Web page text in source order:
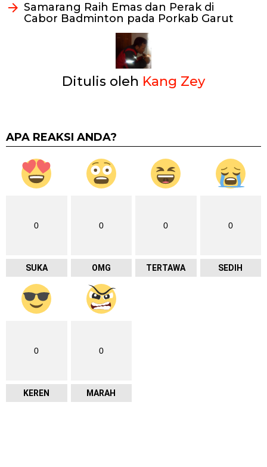
Samarang Raih Emas dan Perak di
Cabor Badminton pada Porkab Garut
Ditulis oleh Kang Zey
APA REAKSI ANDA?
0
SUKA
0
OMG
0
TERTAWA
0
SEDIH
0
KEREN
0
MARAH